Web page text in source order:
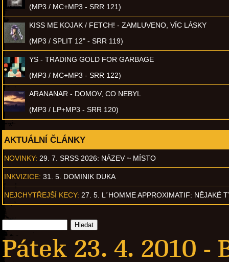
(MP3 / MC+MP3 - SRR 121)
KISS ME KOJAK / FETCH! - ZAMLUVENO, VÍC LÁSKY
(MP3 / SPLIT 12" - SRR 119)
YS - TRADING GOLD FOR GARBAGE
(MP3 / MC+MP3 - SRR 122)
ARANANAR - DOMOV, CO NEBYL
(MP3 / LP+MP3 - SRR 120)
AKTUÁLNÍ ČLÁNKY
NOVINKY: 29. 7. SRSS 2026: NÁZEV ~ MÍSTO
INKVIZICE: 31. 5. DOMINIK DUKA
NEJCHYTŘEJŠÍ KECY: 27. 5. L´HOMME APPROXIMATIF: NĚJAKÉ
Pátek 23. 4. 2010 -